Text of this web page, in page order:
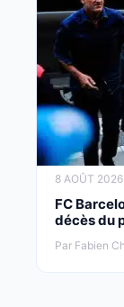
8 AOÛT
FC
décès du
Par Fabien